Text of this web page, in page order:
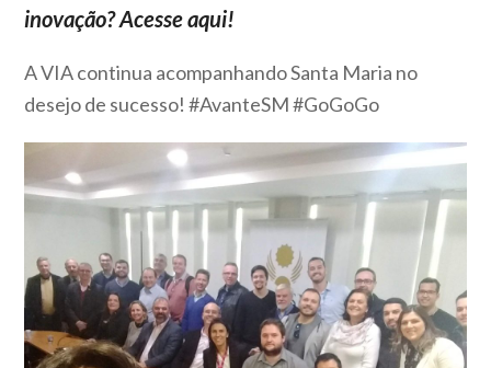
inovação? Acesse aqui!
A VIA continua acompanhando Santa Maria no
desejo de sucesso! #AvanteSM #GoGoGo